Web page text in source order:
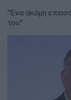
"Ένα ακόμη
του"